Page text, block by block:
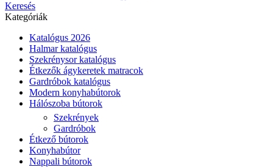
Keresés
Kategóriák
Katalógus 2026
Halmar katalógus
Szekrénysor katalógus
Étkezők ágykeretek matracok
Gardróbok katalógus
Modern konyhabútorok
Hálószoba bútorok
Szekrények
Gardróbok
Étkező bútorok
Konyhabútor
Nappali bútorok